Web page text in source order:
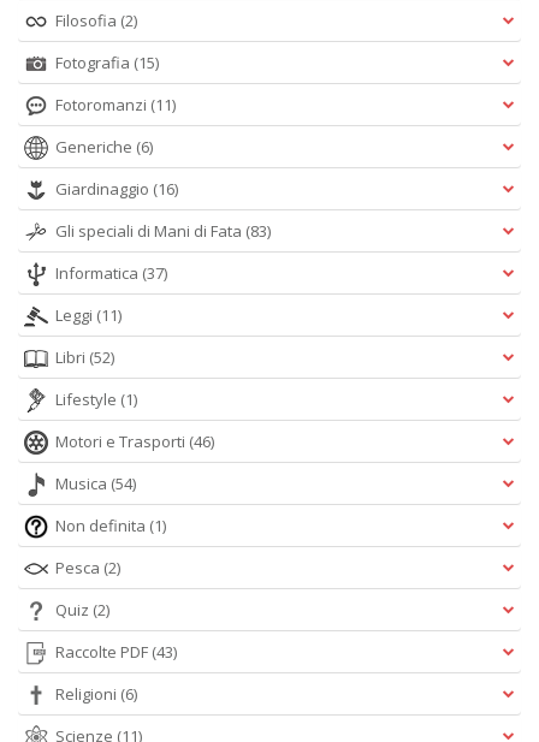
Filosofia (2)
Fotografia (15)
Fotoromanzi (11)
Generiche (6)
Giardinaggio (16)
Gli speciali di Mani di Fata (83)
Informatica (37)
Leggi (11)
Libri (52)
Lifestyle (1)
Motori e Trasporti (46)
Musica (54)
Non definita (1)
Pesca (2)
Quiz (2)
Raccolte PDF (43)
Religioni (6)
Scienze (11)